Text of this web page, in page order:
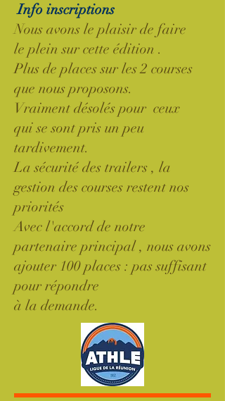
Info inscriptions
Nous avons le plaisir de faire
le plein sur cette édition .
Plus de places sur les 2 courses
que nous proposons.
Vraiment désolés pour ceux
qui se sont pris un peu
tardivement.
La sécurité des trailers , la
gestion des courses restent nos
priorités
Avec l'accord de notre
partenaire principal , nous avons
ajouter 100 places : pas suffisant
pour répondre
à la demande.